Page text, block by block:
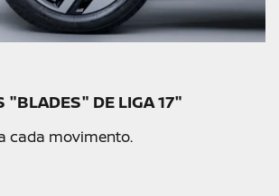
"BLADES" DE LIGA 17"
cada movimento.